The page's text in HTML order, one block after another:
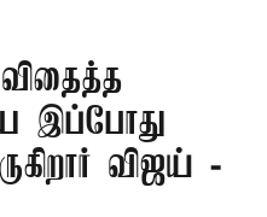
விதைத்த
இப்போது
விஜய் -